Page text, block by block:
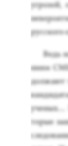
уг­ро­зой,
Ведь
ни­ям
дол­жа­ют
уче­ных…
торые